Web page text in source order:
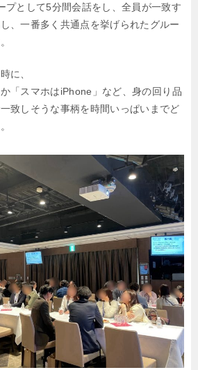
プとして5分間会話をし、全員が一致す
、一番多く共通点を挙げられたグルー
に、
か「スマホはiPhone」など、身の回り品
致しそうな事柄を時間いっぱいまでど